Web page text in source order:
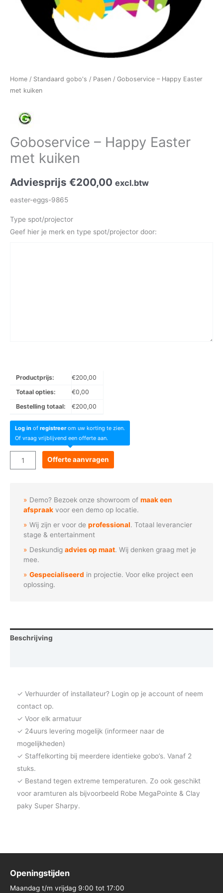
Home / Standaard gobo's / Pasen / Goboservice – Happy Easter
met kuiken
Goboservice – Happy Easter
met kuiken
Adviesprijs €200,00 excl.btw
easter-eggs-9865
Type spot/projector
Geef hier je merk en type spot/projector door:
Productprijs: €200,00
Totaal opties:
€0,00
Bestelling totaal:
€200,00
Log in of registreerom uw korting te zien.
Of vraag vrijblijvend een offerte aan.
Goboservice
-
aantal
Offerte aanvragen
Demo? Bezoek onze showroom ofmaak een
afspraak voor een demo op locatie.
Wij zijn er voor deprofessional. Totaal leverancier
stage & entertainment
Deskundigadvies op maat. Wij denken graag met je
mee.
Gespecialiseerd in projectie. Voor elke project een
oplossing.
Beschrijving
✓ Verhuurder of installateur? Login op je account of neem
contact op.
✓ Voor elk armatuur
✓ 24uurs levering mogelijk (informeer naar de
mogelijkheden)
✓ Staffelkorting bij meerdere identieke gobo’s. Vanaf 2
stuks.
✓ Bestand tegen extreme temperaturen. Zo ook geschikt
voor aramturen als bijvoorbeeld Robe MegaPointe & Clay
paky Super Sharpy.
Openingstijden
Maandag t/m vrijdag 9:00 tot 17:00